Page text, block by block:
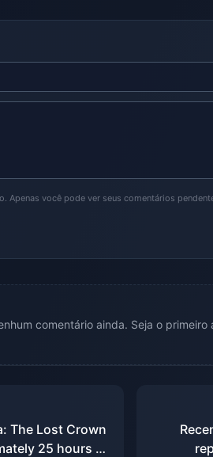
Apenas você pode ver seus comentários
comentário ainda. Seja o primeiro
The Lost Crown
25 hours of